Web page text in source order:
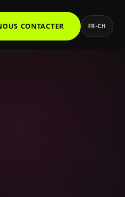
CONTACTER FR-CH